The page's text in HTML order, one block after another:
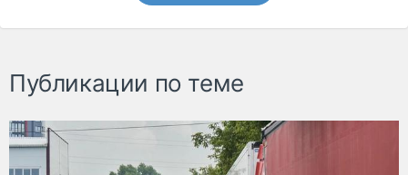
Публикации по теме